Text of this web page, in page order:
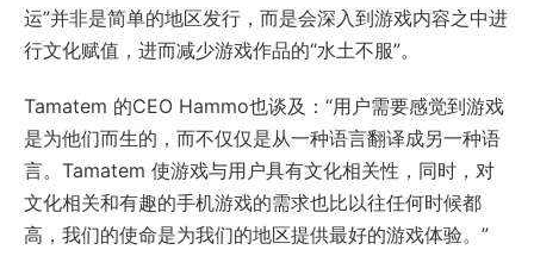
运”并非是简单的地区发行，而是会深入到游戏内容之中进
行文化赋值，进而减少游戏作品的“水土不服”。
Tamatem 的CEO Hammo也谈及：“用户需要感觉到游戏
是为他们而生的，而不仅仅是从一种语言翻译成另一种语
言。Tamatem 使游戏与用户具有文化相关性，同时，对
文化相关和有趣的手机游戏的需求也比以往任何时候都
高，我们的使命是为我们的地区提供最好的游戏体验。”